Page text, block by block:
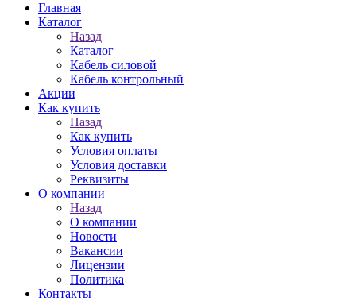
Главная
Каталог
Назад
Каталог
Кабель силовой
Кабель контрольный
Акции
Как купить
Назад
Как купить
Условия оплаты
Условия доставки
Реквизиты
О компании
Назад
О компании
Новости
Вакансии
Лицензии
Политика
Контакты